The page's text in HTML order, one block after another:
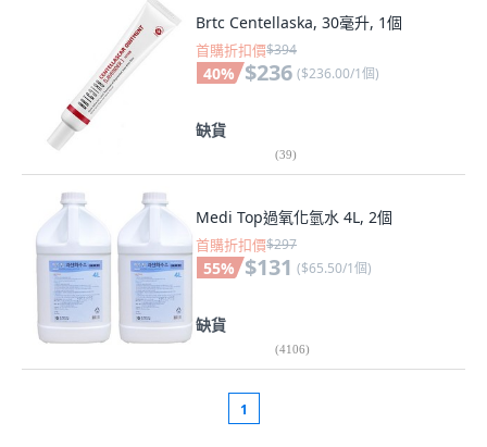
Brtc Centellaska, 30毫升, 1個
首購折扣價$394
40% $236 ($236.00/1個)
缺貨
(39)
Medi Top過氧化氫水 4L, 2個
首購折扣價$297
55% $131 ($65.50/1個)
缺貨
(4106)
1